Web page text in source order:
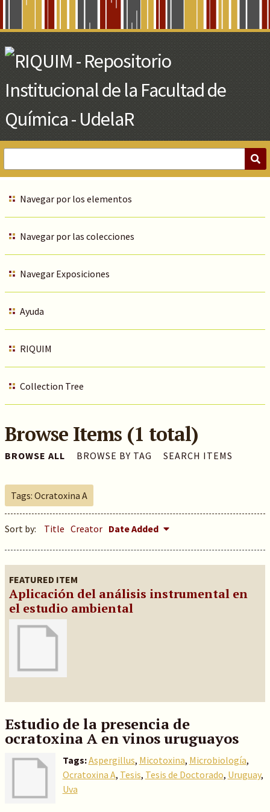
Main
Content
Navegar por los elementos
Navegar por las colecciones
Navegar Exposiciones
Ayuda
RIQUIM
Collection Tree
Browse Items (1 total)
BROWSE ALL BROWSE BY TAG SEARCH ITEMS
Tags: Ocratoxina A
Sort by: Title Creator Date Added
FEATURED ITEM
Aplicación del análisis instrumental en
el estudio ambiental
Estudio de la presencia de
ocratoxina A en vinos uruguayos
Tags:Aspergillus, Micotoxina, Microbiología,
Ocratoxina A, Tesis, Tesis de Doctorado, Uruguay,
Uva